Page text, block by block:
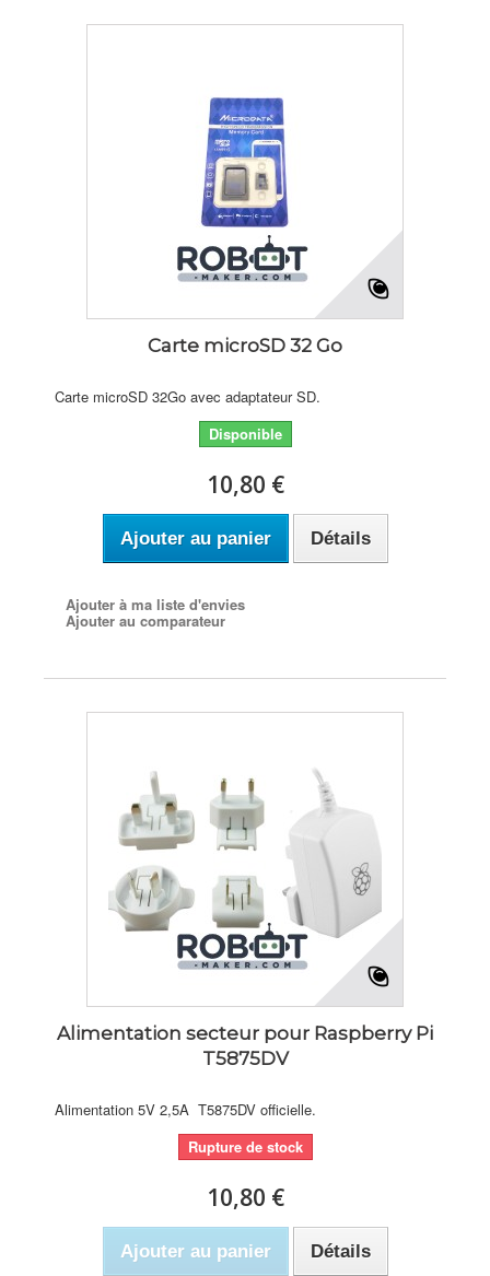
Carte microSD 32 Go
Carte microSD 32Go avec adaptateur SD.
Disponible
10,80 €
Ajouter au panier Détails
Ajouter à ma liste d'envies
Ajouter au comparateur
Alimentation secteur pour Raspberry Pi
T5875DV
Alimentation 5V 2,5A T5875DV officielle.
Rupture de stock
10,80 €
Ajouter au panier Détails